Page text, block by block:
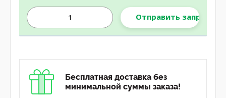
Отправить запрос
Бесплатная доставка без
минимальной суммы заказа!